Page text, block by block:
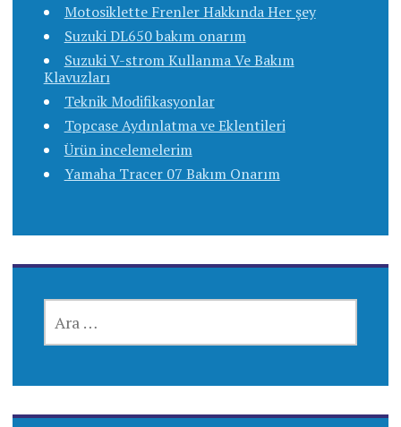
Motosiklette Frenler Hakkında Her şey
Suzuki DL650 bakım onarım
Suzuki V-strom Kullanma Ve Bakım
Klavuzları
Teknik Modifikasyonlar
Topcase Aydınlatma ve Eklentileri
Ürün incelemelerim
Yamaha Tracer 07 Bakım Onarım